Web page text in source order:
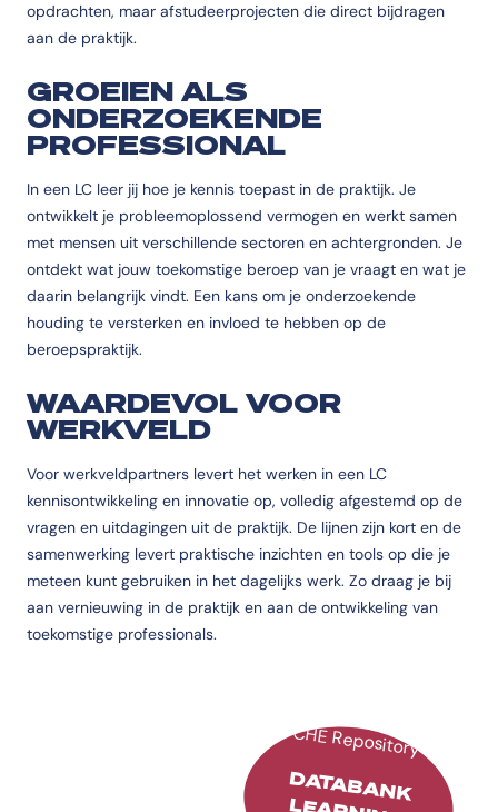
opdrachten, maar afstudeerprojecten die direct bijdragen
aan de praktijk.
GROEIEN ALS
ONDERZOEKENDE
PROFESSIONAL
In een LC leer jij hoe je kennis toepast in de praktijk. Je
ontwikkelt je probleemoplossend vermogen en werkt samen
met mensen uit verschillende sectoren en achtergronden. Je
ontdekt wat jouw toekomstige beroep van je vraagt en wat je
daarin belangrijk vindt. Een kans om je onderzoekende
houding te versterken en invloed te hebben op de
beroepspraktijk.
WAARDEVOL VOOR
WERKVELD
Voor werkveldpartners levert het werken in een LC
kennisontwikkeling en innovatie op, volledig afgestemd op de
vragen en uitdagingen uit de praktijk. De lijnen zijn kort en de
samenwerking levert praktische inzichten en tools op die je
meteen kunt gebruiken in het dagelijks werk. Zo draag je bij
aan vernieuwing in de praktijk en aan de ontwikkeling van
toekomstige professionals.
CHE Repository
DATABANK
LEARNING
M
M
NTW
IKKELING